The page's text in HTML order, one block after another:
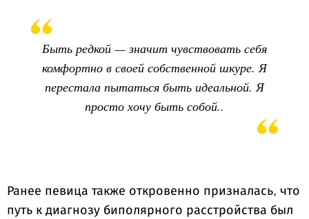
Быть редкой — значит чувствовать себя
комфортно в своей собственной шкуре. Я
перестала пытаться быть идеальной. Я
просто хочу быть собой..
Ранее певица также откровенно призналась, что
путь к диагнозу биполярного расстройства был